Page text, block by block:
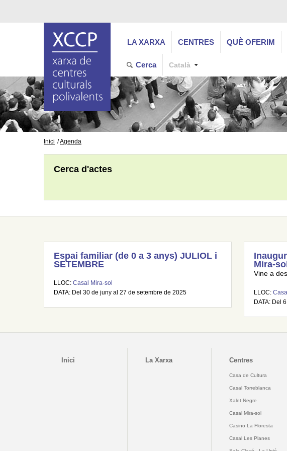
LA XARXA CENTRES QUÈ OFERIM
Cerca Català
Inici Agenda
Cerca d'actes
Espai familiar (de 0 a 3 anys) JULIOL i
SETEMBRE
LLOC: Casal Mira-sol
DATA: Del 30 de juny al 27 de setembre de 2025
Mira-sol
Vine a
LLOC:
DATA: Del
Inici La Xarxa Centres
Casa de Cultura
Casal Torreblanca
Xalet Negre
Casal Mira-sol
Casino La Floresta
Casal Les Planes